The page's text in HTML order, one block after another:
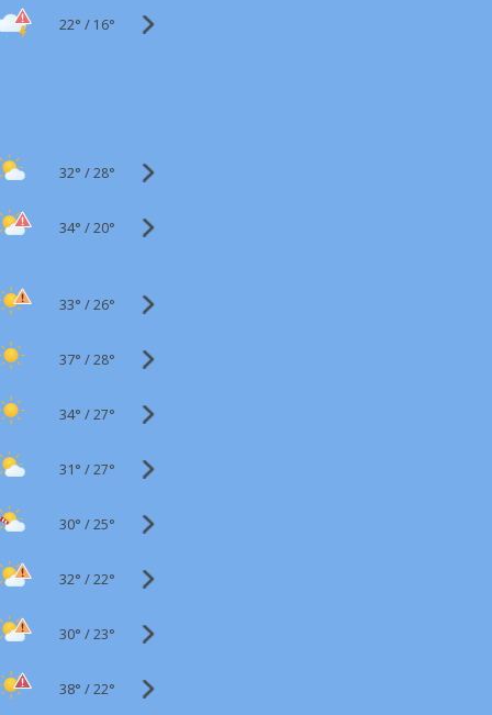
22° / 16°
32° /28°
34° /20°
33° /26°
37° /28°
34° /27°
31° /27°
30° /25°
32° /22°
30° /23°
38° /22°